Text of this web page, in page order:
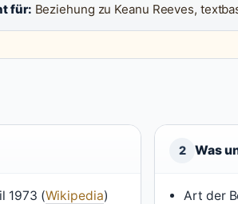
für: Beziehung zu Keanu Reeves,
1973 (Wikipedia)
2 Was
Art der